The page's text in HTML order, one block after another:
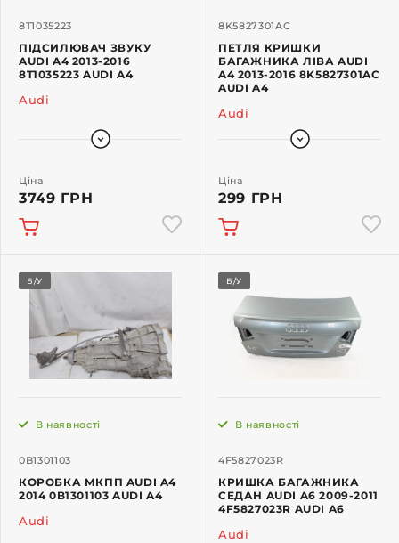
8T1035223
ПІДСИЛЮВАЧ ЗВУКУ
AUDI A4 2013-2016
8T1035223 AUDI A4
Audi
Ціна
3749 ГРН
8K5827301AC
ПЕТЛЯ КРИШКИ
БАГАЖНИКА ЛІВА AUDI
A4 2013-2016 8K5827301AC
AUDI A4
Audi
Ціна
299 ГРН
Б/У
0B1301103
В наявності
КОРОБКА МКПП AUDI A4
2014 0B1301103 AUDI A4
Audi
Б/У
4F5827023R
В наявності
КРИШКА БАГАЖНИКА
СЕДАН AUDI A6 2009-2011
4F5827023R AUDI A6
Audi